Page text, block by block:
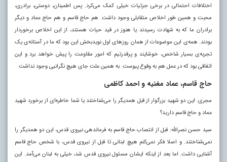
اختلافات احتمالی در برخی جزئیات خیلی کمک می‌کرد. پس اطمینان، دوستی، برادری،
محبت و همین طور اخلاص متقابلی وجود داشت. هم حاج قاسم و هم حاج عماد و دیگر
برادران ما که به شهادت رسیدند یا هنوز در قید حیات هستند، از این اخلاص برخوردار
بودند. همه‌ی این موضوعات از همان روزهای اول نویدبخش این بود که ما در آستانه‌ی یک
تجربه‌ی بسیار شاخص، خوشایند و پرقدرتیم که امور مقاومت را پیش خواهد برد و این
اتفاقی بود که در عمل هم به وقوع پیوست. به همین علت جای هیچ نگرانیی وجود نداشت.
حاج قاسم، عماد مغنیه و احمد کاظمی
مجری: این دو شهید بزرگوار از قبل همدیگر را می‌شناختند یا شما خاطره‌ای از برخورد شهید
عماد و حاج قاسم دارید؟
سید حسن نصرالله: قبل از انتصاب حاج قاسم به فرماندهی نیروی قدس، این دو همدیگر را
نمی‌شناختند. و اصلا فکر نمی‌کنم هیچ لبنانی تا قبل از نیروی قدس، با شخص حاج قاسم
آشنایی داشت. اما بعد از اینکه ایشان مسئول نیروی قدس شد، خیلی به لبنان می‌آمد. این